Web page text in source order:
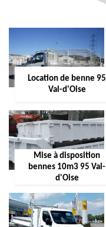
Location de benne 95
Val-d'Oise
Mise à disposition
bennes 10m3 95 Val-
d'Oise